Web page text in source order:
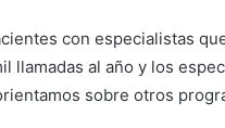
con especialistas
llamadas al año y los
sobre otros